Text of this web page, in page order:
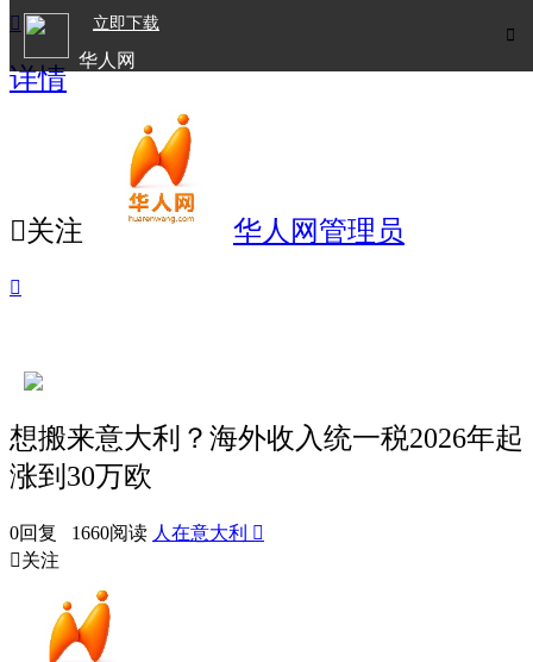

立即下载
华人网

详情
关注 华人网管理员

想搬来意大利？海外收入统一税2026年起
涨到30万欧
0回复 1660阅读 人在意大利 
关注